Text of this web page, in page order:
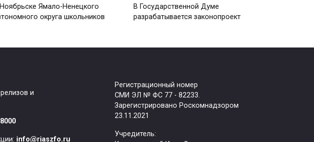
Ямало-Ненецкого
округа школьников
В Государственной Думе
разрабатывается законопроект
и
info@riaszfo.ru
Регистрационный номер
СМИ ЭЛ № ФС 77 - 82233.
Зарегистрировано Роскомнадзором
23.11.2021
Учредитель: